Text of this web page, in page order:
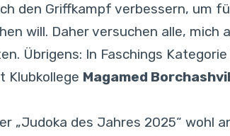
den Griffkampf verbessern, um
will. Daher versuchen alle,
Übrigens: In Faschings
Klubkollege Magamed
„Judoka des Jahres 2025“ wohl